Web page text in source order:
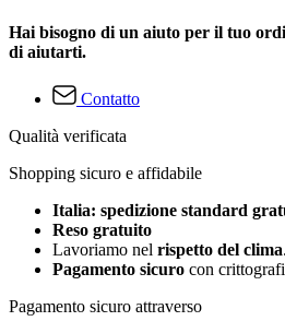
Hai bisogno di un aiuto per il tuo
di aiutarti.
Contatto
Qualità verificata
Shopping sicuro e affidabile
Italia: spedizione standard
Reso gratuito
Lavoriamo nel rispetto del clima.
Pagamento sicuro con
Pagamento sicuro attraverso